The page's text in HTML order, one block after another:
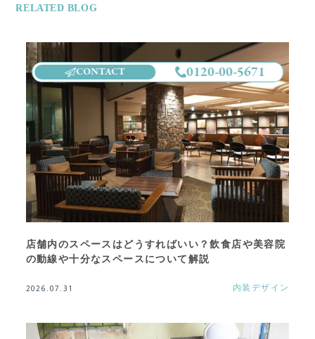
RELATED BLOG
店舗内のスペースはどうすればいい？飲食店や美容院
の動線や十分なスペースについて解説
2026.07.31 内装デザイン
CONTACT 0120-00-5671